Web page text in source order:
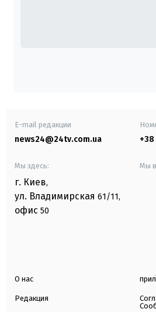
E-mail редакции
news24@24tv.com.ua
Мы здесь:
г. Киев,
ул. Владимирская 61/11,
офис 50
Мы в
О нас
Редакция